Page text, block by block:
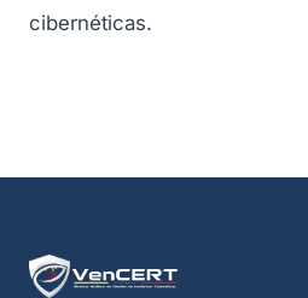
cibernéticas.